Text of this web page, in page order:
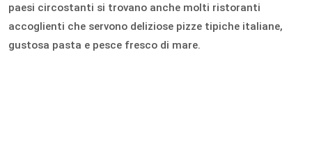
paesi circostanti si trovano anche molti ristoranti
accoglienti che servono deliziose pizze tipiche italiane,
gustosa pasta e pesce fresco di mare.